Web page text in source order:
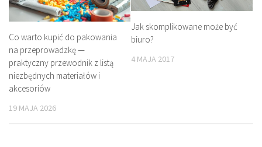
Co warto kupić do pakowania
na przeprowadzkę —
praktyczny przewodnik z listą
niezbędnych materiałów i
akcesoriów
19 MAJA 2026
Jak skomplikowane może być
biuro?
4 MAJA 2017